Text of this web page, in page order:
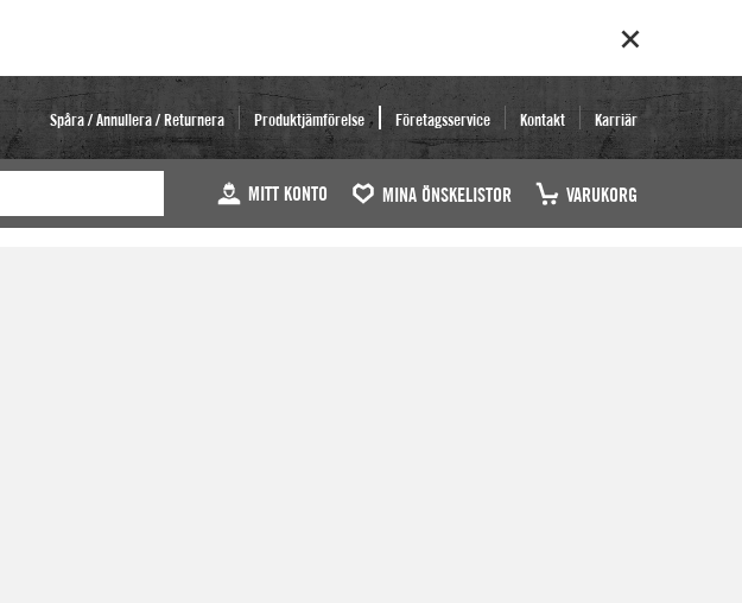
Spåra / Annullera / Returnera Produktjämförelse Företagsservice Kontakt Karriär
MITT KONTO MINA ÖNSKELISTOR VARUKORG